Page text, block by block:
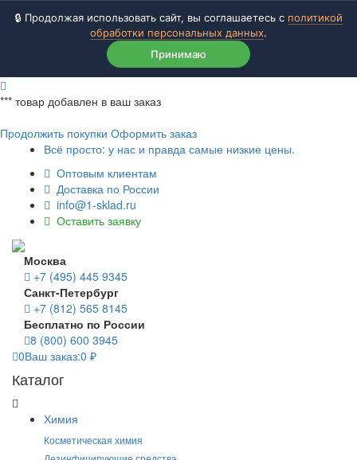
🔒 Продолжая использовать сайт, вы соглашаетесь с политикой
обработки персональных данных.
Принимаю
*** товар добавлен в ваш заказ
Продолжить покупки Оформить заказ
Всё просто: у нас и правда самые низкие цены.
Оптовым клиентам
Доставка по России
info@1-sklad.ru
Оставить заявку
Москва
+7 (495) 445 9345
Санкт-Петербург
+7 (812) 565 8145
Бесплатно по России
8 (800) 600 3945
0Ваш заказ:0 ₽
Каталог
Химия
Косметическая химия